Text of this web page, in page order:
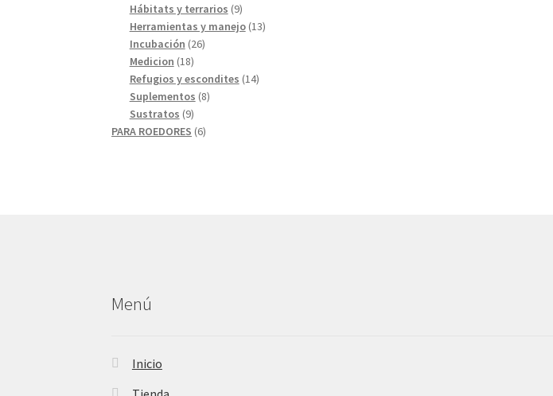
Hábitats y terrarios 99
productos
Herramientas y manejo 1313
Incubación 2626
Medicion 1818
productos
Refugios y escondites 1414
Suplementos 88
Sustratos 99
productos
PARA ROEDORES 66
Menú
Inicio